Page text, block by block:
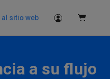
al sitio web
a su flujo